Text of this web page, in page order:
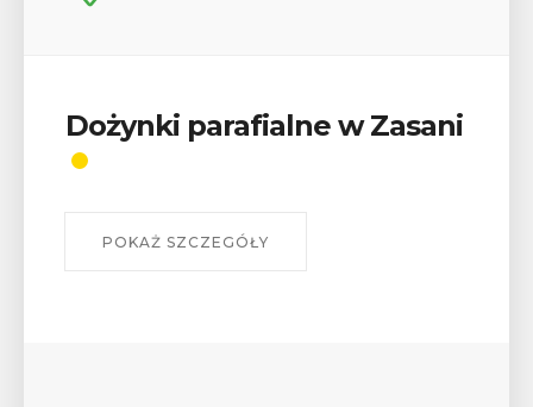
Wykład „Jak zdobyć
odznaki na myślenickich
W środę 12 sierpnia o godz. 17 w Miejskiej